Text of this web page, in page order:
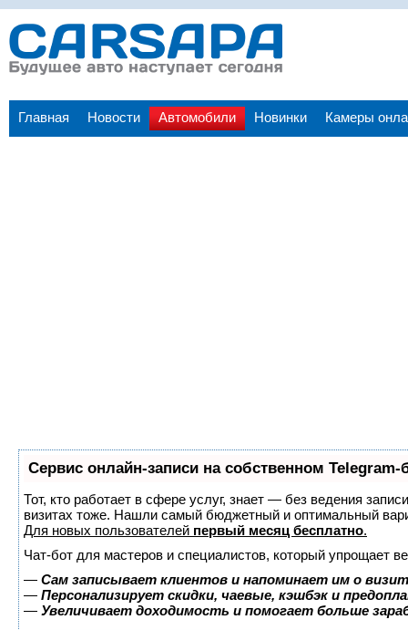
Главная Новости Автомобили Новинки Камеры
Сервис онлайн-записи на собственном Telegram-
Тот, кто работает в сфере услуг, знает — без ведения
визитах тоже. Нашли самый бюджетный и оптимальный
Для новых пользователей первый месяц бесплатно.
Чат-бот для мастеров и специалистов, который упрощает
— Сам записывает клиентов и напоминает им о
— Персонализирует скидки, чаевые, кэшбэк и
— Увеличивает доходимость и помогает больше